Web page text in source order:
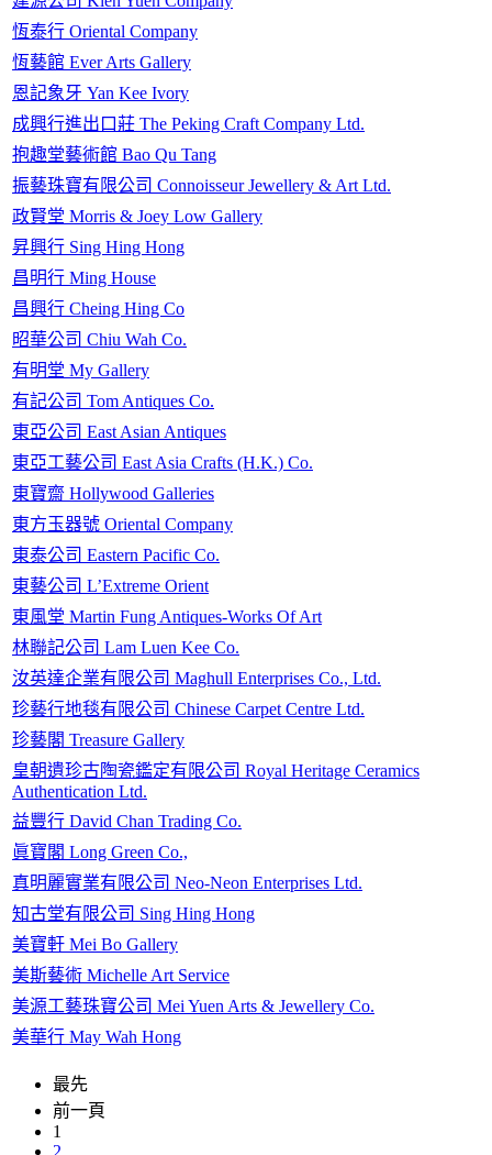
恆泰行 Oriental Company
恆藝館 Ever Arts Gallery
恩記象牙 Yan Kee Ivory
成興行進出口莊 The Peking Craft Company Ltd.
抱趣堂藝術館 Bao Qu Tang
振藝珠寶有限公司 Connoisseur Jewellery & Art Ltd.
政賢堂 Morris & Joey Low Gallery
昇興行 Sing Hing Hong
昌明行 Ming House
昌興行 Cheing Hing Co
昭華公司 Chiu Wah Co.
有明堂 My Gallery
有記公司 Tom Antiques Co.
東亞公司 East Asian Antiques
東亞工藝公司 East Asia Crafts (H.K.) Co.
東寶齋 Hollywood Galleries
東方玉器號 Oriental Company
東泰公司 Eastern Pacific Co.
東藝公司 L’Extreme Orient
東風堂 Martin Fung Antiques-Works Of Art
林聯記公司 Lam Luen Kee Co.
汝英達企業有限公司 Maghull Enterprises Co., Ltd.
珍藝行地毯有限公司 Chinese Carpet Centre Ltd.
珍藝閣 Treasure Gallery
皇朝遺珍古陶瓷鑑定有限公司 Royal Heritage Ceramics
Authentication Ltd.
益豐行 David Chan Trading Co.
眞寶閣 Long Green Co.,
真明麗實業有限公司 Neo-Neon Enterprises Ltd.
知古堂有限公司 Sing Hing Hong
美寶軒 Mei Bo Gallery
美斯藝術 Michelle Art Service
美源工藝珠寶公司 Mei Yuen Arts & Jewellery Co.
美華行 May Wah Hong
最先
前一頁
1